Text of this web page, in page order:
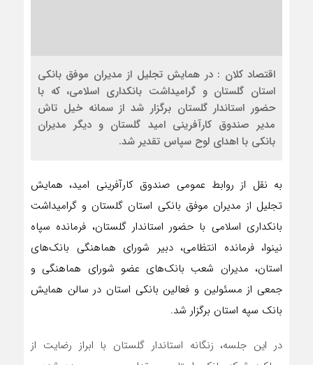
اقتصاد کلان : در همایش تجلیل از مدیران موفق بانکی
استان گلستان و گرامیداشت بانکداری اسلامی، که با
حضور استاندار گلستان برگزار شد از سمانه خیل تاش
مدیر صندوق کارآفرینی امید گلستان و دیگر مدیران
بانکی با اهدای لوح سپاس تقدیر شد.
به نقل از روابط عمومی صندوق کارآفرینی امید، همایش
تجلیل از مدیران موفق بانکی استان گلستان و گرامیداشت
بانکداری اسلامی با حضور استاندار گلستان، فرمانده سپاه
نینوا، فرمانده انتظامی، دبیر شورای هماهنگی بانک‌های
استان، مدیران شعب بانک‌های عضو شورای هماهنگی و
جمعی از مسئولین و فعالین بانکی استان در سالن همایش
بانک سپه استان برگزار شد.
در این جلسه، زنگانه استاندار گلستان با ابراز رضایت از